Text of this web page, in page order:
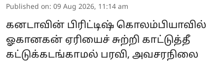
Published on: 09 Aug 2026, 11:14 am
கனடாவின் பிரிட்டிஷ் கொலம்பியாவில்
ஓகானகன் ஏரியைச் சுற்றி காட்டுத்தீ
கட்டுக்கடங்காமல் பரவி, அவசரநிலை